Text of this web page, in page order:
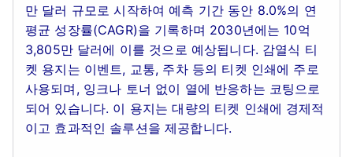
만 달러 규모로 시작하여 예측 기간 동안 8.0%의 연
평균 성장률(CAGR)을 기록하며 2030년에는 10억
3,805만 달러에 이를 것으로 예상됩니다. 감열식 티
켓 용지는 이벤트, 교통, 주차 등의 티켓 인쇄에 주로
사용되며, 잉크나 토너 없이 열에 반응하는 코팅으로
되어 있습니다. 이 용지는 대량의 티켓 인쇄에 경제적
이고 효과적인 솔루션을 제공합니다.